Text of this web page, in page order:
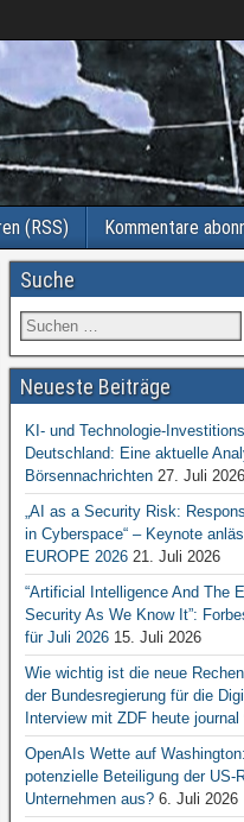
(RSS) Kommentare
Suche
Neueste Beiträge
KI- und Technologie-
Deutschland: Eine aktuelle
Börsennachrichten 27. Juli 2026
„AI as a Security Risk:
in Cyberspace“ – Keynote
EUROPE 2026 21. Juli 2026
“Artificial Intelligence And The
Security As We Know It”:
für Juli 2026 15. Juli 2026
Wie wichtig ist die neue
der Bundesregierung für die
Interview mit ZDF heute journal
OpenAIs Wette auf
potenzielle Beteiligung der US-
Unternehmen aus? 6. Juli 2026